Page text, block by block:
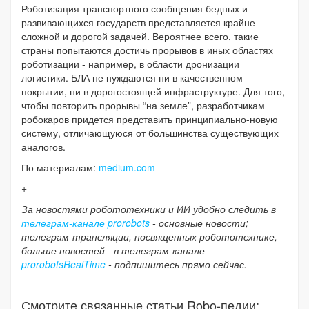
Роботизация транспортного сообщения бедных и
развивающихся государств представляется крайне
сложной и дорогой задачей. Вероятнее всего, такие
страны попытаются достичь прорывов в иных областях
роботизации - например, в области дронизации
логистики. БЛА не нуждаются ни в качественном
покрытии, ни в дорогостоящей инфраструктуре. Для того,
чтобы повторить прорывы “на земле”, разработчикам
робокаров придется представить принципиально-новую
систему, отличающуюся от большинства существующих
аналогов.
По материалам: medium.com
+
За новостями робототехники и ИИ удобно следить в
телеграм-канале prorobots - основные новости;
телеграм-трансляции, посвященных робототехнике,
больше новостей - в телеграм-канале
prorobotsRealTime - подпишитесь прямо сейчас.
Смотрите связанные статьи Robo-педии: